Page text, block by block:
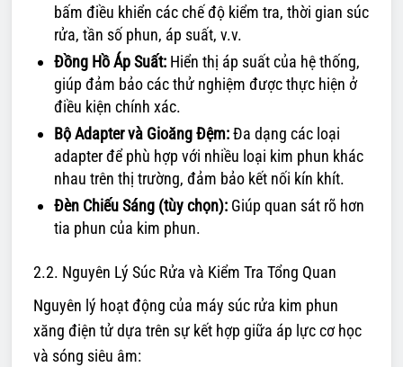
bấm điều khiển các chế độ kiểm tra, thời gian súc
rửa, tần số phun, áp suất, v.v.
Đồng Hồ Áp Suất: Hiển thị áp suất của hệ thống,
giúp đảm bảo các thử nghiệm được thực hiện ở
điều kiện chính xác.
Bộ Adapter và Gioăng Đệm:Đa dạng các loại
adapter để phù hợp với nhiều loại kim phun khác
nhau trên thị trường, đảm bảo kết nối kín khít.
Đèn Chiếu Sáng (tùy chọn): Giúp quan sát rõ hơn
tia phun của kim phun.
2.2. Nguyên Lý Súc Rửa và Kiểm Tra Tổng Quan
Nguyên lý hoạt động của máy súc rửa kim phun
xăng điện tử dựa trên sự kết hợp giữa áp lực cơ học
và sóng siêu âm: